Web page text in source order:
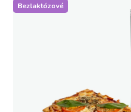
Bezlaktózové